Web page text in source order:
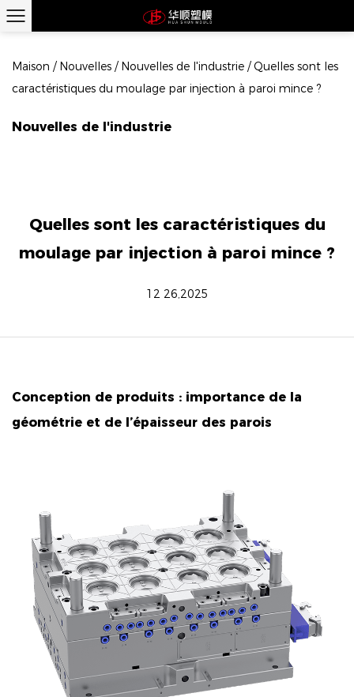
Maison / Nouvelles / Nouvelles de l'industrie /Quelles sont les
caractéristiques du moulage par injection à paroi mince ?
Nouvelles de l'industrie
Quelles sont les caractéristiques du
moulage par injection à paroi mince ?
12 26,2025
Conception de produits : importance de la
géométrie et de l’épaisseur des parois